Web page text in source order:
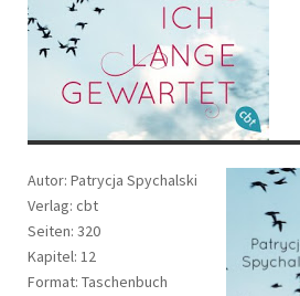
Autor: Patrycja Spychalski
Verlag: cbt
Seiten: 320
Kapitel: 12
Format: Taschenbuch